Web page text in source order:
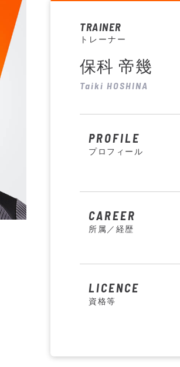
TRAINER
トレーナー
保科 帝幾
Taiki HOSHINA
PROFILE
プロフィール
CAREER
所属／経歴
LICENCE
資格等